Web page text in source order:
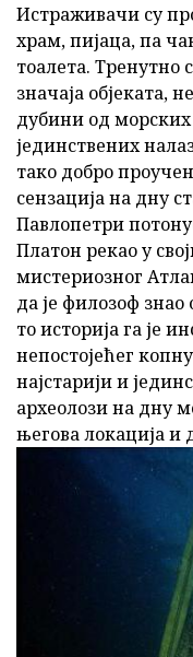
Истраживачи су
храм, пијаца, па
тоалета. Тренутно
значаја објеката,
дубини од
јединствених
тако добро
сензација на дну
Павлопетри
Платон рекао у
мистериозног
да је филозоф
то историја га је
непостојећег
најстарији и
археолози на дну
његова локација и